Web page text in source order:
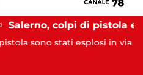
stati esplosi in via Rocco